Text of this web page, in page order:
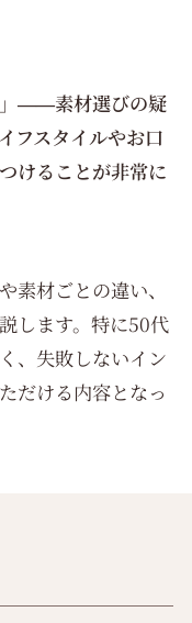
」――素材選びの疑
フスタイルやお口
けることが非常に
素材ごとの違い、
します。特に50代
、失敗しないイン
だける内容となっ